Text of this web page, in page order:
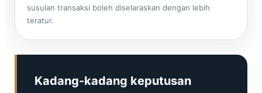
susulan transaksi boleh diselaraskan dengan lebih
teratur.
Kadang-kadang keputusan